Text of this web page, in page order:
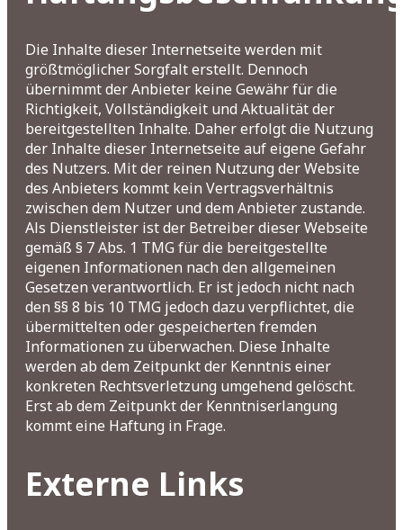
Mitarbeiter
Geschichte
Jobs
Nachhaltigkeit
Kontakt
Die Inhalte dieser Internetseite werden mit
größtmöglicher Sorgfalt erstellt. Dennoch
übernimmt der Anbieter keine Gewähr für die
Richtigkeit, Vollständigkeit und Aktualität der
bereitgestellten Inhalte. Daher erfolgt die Nutzung
der Inhalte dieser Internetseite auf eigene Gefahr
des Nutzers. Mit der reinen Nutzung der Website
des Anbieters kommt kein Vertragsverhältnis
zwischen dem Nutzer und dem Anbieter zustande.
Als Dienstleister ist der Betreiber dieser Webseite
gemäß § 7 Abs. 1 TMG für die bereitgestellte
eigenen Informationen nach den allgemeinen
Gesetzen verantwortlich. Er ist jedoch nicht nach
den §§ 8 bis 10 TMG jedoch dazu verpflichtet, die
übermittelten oder gespeicherten fremden
Informationen zu überwachen. Diese Inhalte
werden ab dem Zeitpunkt der Kenntnis einer
konkreten Rechtsverletzung umgehend gelöscht.
Erst ab dem Zeitpunkt der Kenntniserlangung
kommt eine Haftung in Frage.
Externe Links